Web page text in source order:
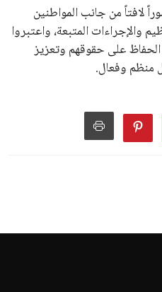
لافتاً من جانب المواطنين
والإجراءات المتبعة، واعتبروا
على حقوقهم وتعزيز
منظم وفعال.